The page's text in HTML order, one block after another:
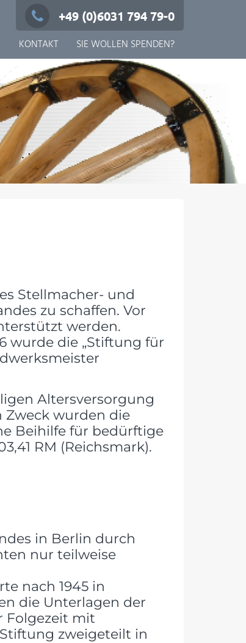
+49 (0)6031 794 79-0
KONTAKT SIE WOLLEN SPENDEN?
Stellmacher- und
zu schaffen. Vor
werden.
wurde die „Stiftung für
Altersversorgung
Zweck wurden die
Beihilfe für bedürftige
RM (Reichsmark).
in Berlin durch
nur teilweise
nach 1945 in
die Unterlagen der
Folgezeit mit
zweigeteilt in